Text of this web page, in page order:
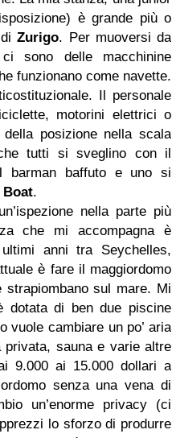
è grande più o
diZurigo. Per muoversi da
ci sono delle macchinine
funzionano come navette.
Il personale
motorini elettrici o
posizione nella scala
tutti si sveglino con il
barman baffuto e uno si
Boat.
nella parte più
che mi accompagna è
anni tra Seychelles,
è fare il maggiordomo
sul mare. Mi
dotata di ben due piscine
vuole cambiare un po’ aria
privata, sauna e varie altre
9.000 ai 15.000 dollari a
senza una vena di
un’enorme privacy (ci
lo sforzo di produrre